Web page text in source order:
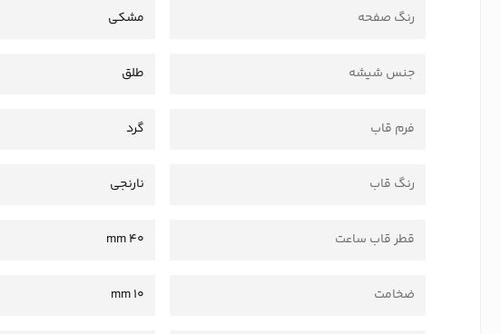
رنگ صفحه مشکی
جنس شیشه طلق
فرم قاب گرد
رنگ قاب نارنجی
قطر قاب ساعت 40 mm
ضخامت 10 mm